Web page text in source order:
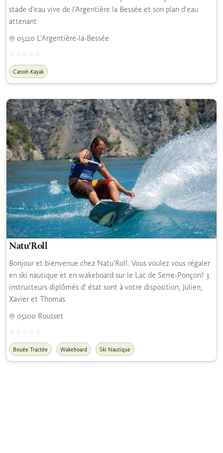
stade d'eau vive de l'Argentière la Bessée et son plan d'eau
attenant
05120 L'Argentière-la-Bessée
Canoë-Kayak
Natu'Roll
Bonjour et bienvenue chez Natu'Roll. Vous voulez vous régaler
en ski nautique et en wakeboard sur le Lac de Serre-Ponçon? 3
instructeurs diplômés d' état sont à votre disposition, Julien,
Xavier et Thomas
05100 Rousset
Bouée Tractée Wakeboard Ski Nautique